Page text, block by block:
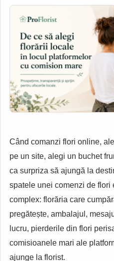
Când comanzi flori online,
pe un site, alegi un buchet
ca surpriza să ajungă la
spatele unei comenzi de flori
complex: florăria care
pregătește, ambalajul,
lucru, pierderile din flori
comisioanele mari ale
ajunge la florist.